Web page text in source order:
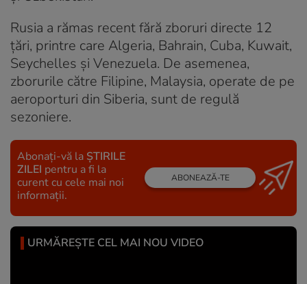
Rusia a rămas recent fără zboruri directe 12
țări, printre care Algeria, Bahrain, Cuba, Kuwait,
Seychelles și Venezuela. De asemenea,
zborurile către Filipine, Malaysia, operate de pe
aeroporturi din Siberia, sunt de regulă
sezoniere.
Abonați-vă la ȘTIRILE
ZILEI pentru a fi la
curent cu cele mai noi
informații.
ABONEAZĂ-TE
URMĂREȘTE CEL MAI NOU VIDEO